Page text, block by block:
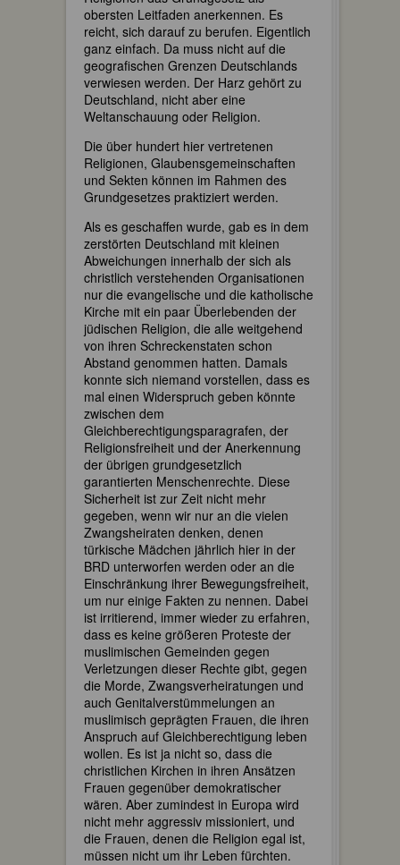
obersten Leitfaden anerkennen. Es
reicht, sich darauf zu berufen. Eigentlich
ganz einfach. Da muss nicht auf die
geografischen Grenzen Deutschlands
verwiesen werden. Der Harz gehört zu
Deutschland, nicht aber eine
Weltanschauung oder Religion.
Die über hundert hier vertretenen
Religionen, Glaubensgemeinschaften
und Sekten können im Rahmen des
Grundgesetzes praktiziert werden.
Als es geschaffen wurde, gab es in dem
zerstörten Deutschland mit kleinen
Abweichungen innerhalb der sich als
christlich verstehenden Organisationen
nur die evangelische und die katholische
Kirche mit ein paar Überlebenden der
jüdischen Religion, die alle weitgehend
von ihren Schreckenstaten schon
Abstand genommen hatten. Damals
konnte sich niemand vorstellen, dass es
mal einen Widerspruch geben könnte
zwischen dem
Gleichberechtigungsparagrafen, der
Religionsfreiheit und der Anerkennung
der übrigen grundgesetzlich
garantierten Menschenrechte. Diese
Sicherheit ist zur Zeit nicht mehr
gegeben, wenn wir nur an die vielen
Zwangsheiraten denken, denen
türkische Mädchen jährlich hier in der
BRD unterworfen werden oder an die
Einschränkung ihrer Bewegungsfreiheit,
um nur einige Fakten zu nennen. Dabei
ist irritierend, immer wieder zu erfahren,
dass es keine größeren Proteste der
muslimischen Gemeinden gegen
Verletzungen dieser Rechte gibt, gegen
die Morde, Zwangsverheiratungen und
auch Genitalverstümmelungen an
muslimisch geprägten Frauen, die ihren
Anspruch auf Gleichberechtigung leben
wollen. Es ist ja nicht so, dass die
christlichen Kirchen in ihren Ansätzen
Frauen gegenüber demokratischer
wären. Aber zumindest in Europa wird
nicht mehr aggressiv missioniert, und
die Frauen, denen die Religion egal ist,
müssen nicht um ihr Leben fürchten.